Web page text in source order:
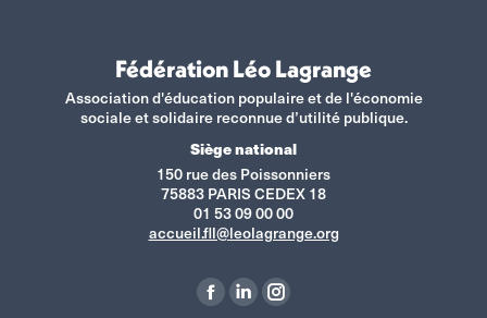
Fédération Léo Lagrange
Association d'éducation populaire et de l'économie
sociale et solidaire reconnue d’utilité publique.
Siège national
150 rue des Poissonniers
75883 PARIS CEDEX 18
01 53 09 00 00
accueil.fll@leolagrange.org
La
La
La